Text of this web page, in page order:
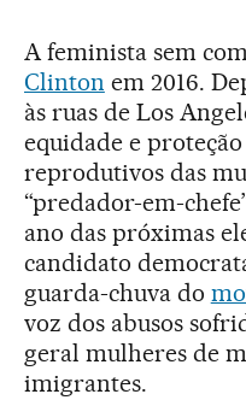
A feminista sem
Clinton em 2016.
às ruas de Los
equidade e
reprodutivos das
“predador-em-
ano das próximas
candidato
guarda-chuva do
voz dos abusos
geral mulheres de
imigrantes.